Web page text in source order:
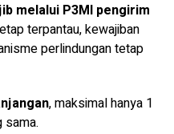
melalui P3MI pengirim
terpantau, kewajiban
perlindungan tetap
, maksimal hanya 1
sama.